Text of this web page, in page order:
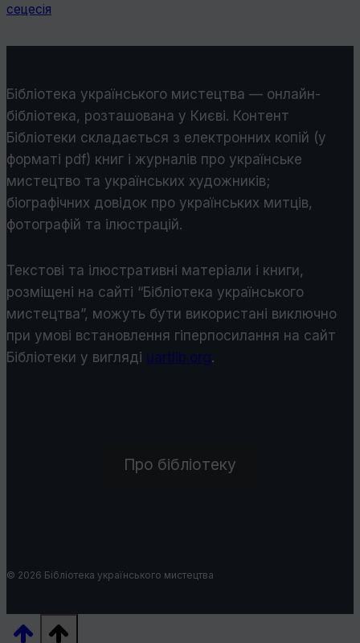
сецесія
Бібліотека українського мистецтва — онлайн-
бібліотека, розташована у Києві. Контент
Бібліотеки складається з електронних копій (у
форматі pdf) книг і журналів про українське
мистецтво та українських художників;
біографічних довідок про українських митців,
фотографій та ілюстрацій.
Текстові та ілюстративні матеріали і книги,
розміщені на сайті “Бібліотека українського
мистецтва”, можуть бути використані виключно
при умові встановлення гіперпосилання на сайт
Бібліотеки у виглядi uartlib.org.
Про бібліотеку
© 2026 Бібліотека українського мистецтва